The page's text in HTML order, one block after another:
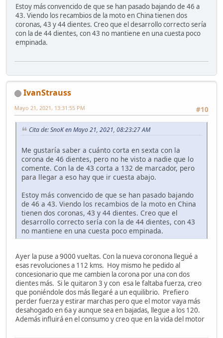
Estoy más convencido de que se han pasado bajando de 46 a
43. Viendo los recambios de la moto en China tienen dos
coronas, 43 y 44 dientes. Creo que el desarrollo correcto sería
con la de 44 dientes, con 43 no mantiene en una cuesta poco
empinada.
IvanStrauss
#10
Mayo 21, 2021, 13:31:55 PM
Cita de: SnoK en Mayo 21, 2021, 08:23:27 AM
Me gustaría saber a cuánto corta en sexta con la
corona de 46 dientes, pero no he visto a nadie que lo
comente. Con la de 43 corta a 132 de marcador, pero
para llegar a eso hay que ir cuesta abajo.
Estoy más convencido de que se han pasado bajando
de 46 a 43. Viendo los recambios de la moto en China
tienen dos coronas, 43 y 44 dientes. Creo que el
desarrollo correcto sería con la de 44 dientes, con 43
no mantiene en una cuesta poco empinada.
Ayer la puse a 9000 vueltas. Con la nueva coronona llegué a
esas revoluciones a 112 kms. Hoy mismo he pedido al
concesionario que me cambien la corona por una con dos
dientes más. Si le quitaron 3 y con esa le faltaba fuerza, creo
que poniéndole dos más llegaré a un equilibrio. Prefiero
perder fuerza y estirar marchas pero que el motor vaya más
desahogado en 6a y aunque sea en bajadas, llegue a los 120.
Además influirá en el consumo y creo que en la vida del motor